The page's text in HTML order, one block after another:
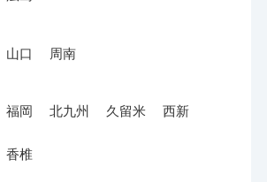
山口 周南
福岡 北九州 久留米 西新
香椎